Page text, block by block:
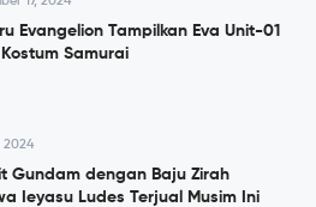
Evangelion Tampilkan Eva Unit-01
Samurai
2024
Gundam dengan Baju Zirah
Ieyasu Ludes Terjual Musim Ini